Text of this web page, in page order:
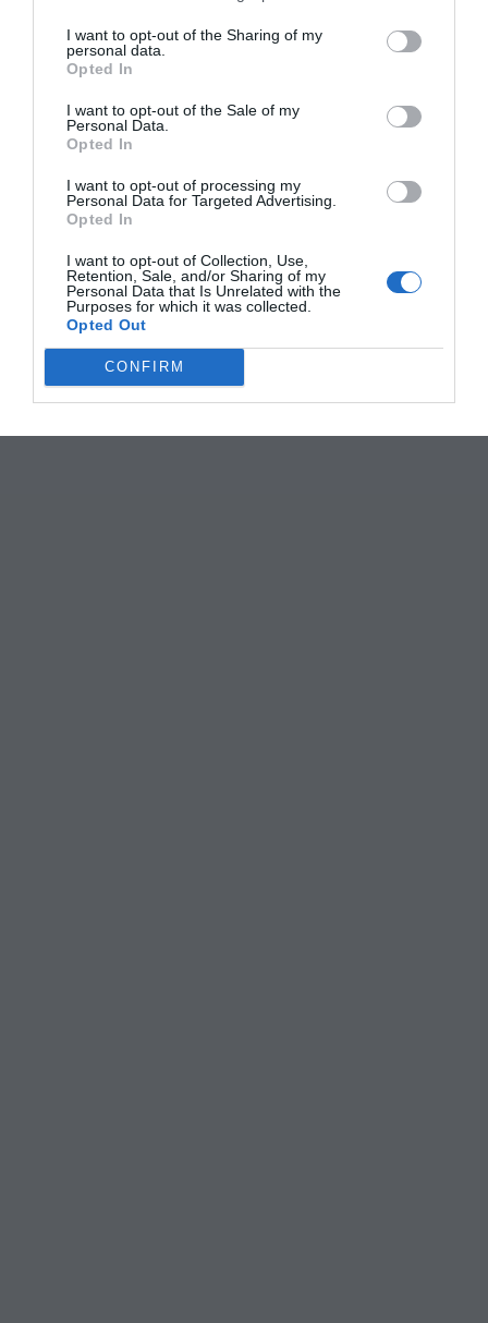
I want to opt-out of the Sharing of my
personal data.
Opted In
I want to opt-out of the Sale of my
Personal Data.
Opted In
I want to opt-out of processing my
Personal Data for Targeted Advertising.
Opted In
I want to opt-out of Collection, Use,
Retention, Sale, and/or Sharing of my
Personal Data that Is Unrelated with the
Purposes for which it was collected.
Opted Out
CONFIRM